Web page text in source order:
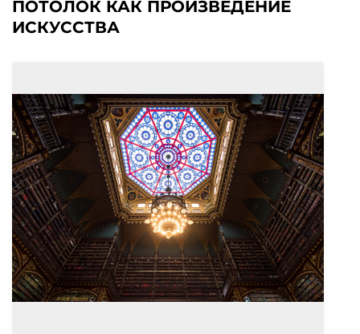
ПОТОЛОК КАК ПРОИЗВЕДЕНИЕ
ИСКУССТВА